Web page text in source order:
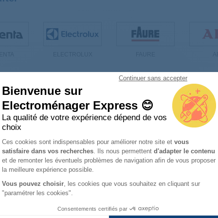
Continuer sans accepter
Bienvenue sur
Electroménager Express 😊
La qualité de votre expérience dépend de vos
choix
Plateforme de Gestion du
Ces cookies sont indispensables pour améliorer notre site et vous
satisfaire dans vos recherches. Ils nous permettent d'adapter le contenu
et de remonter les éventuels problèmes de navigation afin de vous proposer
la meilleure expérience possible.
Vous pouvez choisir, les cookies que vous souhaitez en cliquant sur
"paramétrer les cookies".
Consentements certifiés par
Axeptio consent
Lüfter
140048472025
n 3875403002